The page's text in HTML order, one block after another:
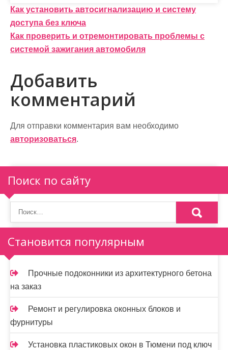
Н
а
в
и
г
а
ц
и
я
п
о
з
а
п
и
с
я
м
Как установить автосигнализацию и систему
доступа без ключа
Как проверить и отремонтировать проблемы с
системой зажигания автомобиля
Добавить
комментарий
Для отправки комментария вам необходимо
авторизоваться.
Поиск по сайту
Становится популярным
Прочные подоконники из архитектурного бетона
на заказ
Ремонт и регулировка оконных блоков и
фурнитуры
Установка пластиковых окон в Тюмени под ключ